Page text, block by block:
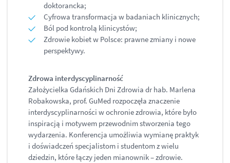
doktorancka;
Cyfrowa transformacja w badaniach klinicznych;
Ból pod kontrolą klinicystów;
Zdrowie kobiet w Polsce: prawne zmiany i nowe
perspektywy.
Zdrowa interdyscyplinarność
Założycielka Gdańskich Dni Zdrowia dr hab. Marlena
Robakowska, prof. GuMed rozpoczęła znaczenie
interdyscyplinarności w ochronie zdrowia, które było
inspiracją i motywem przewodnim stworzenia tego
wydarzenia. Konferencja umożliwia wymianę praktyk
i doświadczeń specjalistom i studentom z wielu
dziedzin, które łączy jeden mianownik – zdrowie.